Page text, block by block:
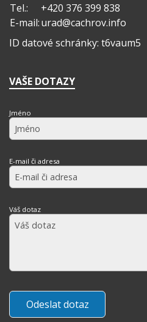
Tel.:
+420 376 399 838
E-mail:urad@cachrov.info
ID datové schránky: t6vaum5
VAŠE DOTAZY
Jméno
E-mail či adresa
Váš dotaz